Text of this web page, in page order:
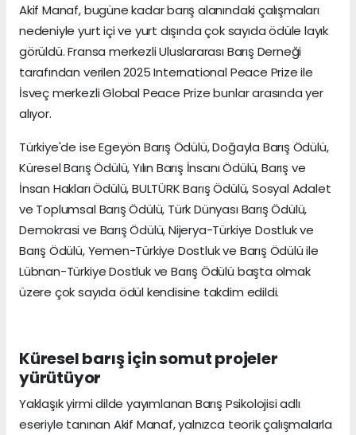
Akif Manaf, bugüne kadar barış alanındaki çalışmaları
nedeniyle yurt içi ve yurt dışında çok sayıda ödüle layık
görüldü. Fransa merkezli Uluslararası Barış Derneği
tarafından verilen 2025 International Peace Prize ile
İsveç merkezli Global Peace Prize bunlar arasında yer
alıyor.
Türkiye'de ise Egeyön Barış Ödülü, Doğayla Barış Ödülü,
Küresel Barış Ödülü, Yılın Barış İnsanı Ödülü, Barış ve
İnsan Hakları Ödülü, BULTÜRK Barış Ödülü, Sosyal Adalet
ve Toplumsal Barış Ödülü, Türk Dünyası Barış Ödülü,
Demokrasi ve Barış Ödülü, Nijerya-Türkiye Dostluk ve
Barış Ödülü, Yemen-Türkiye Dostluk ve Barış Ödülü ile
Lübnan-Türkiye Dostluk ve Barış Ödülü başta olmak
üzere çok sayıda ödül kendisine takdim edildi.
Küresel barış için somut projeler
yürütüyor
Yaklaşık yirmi dilde yayımlanan Barış Psikolojisi adlı
eseriyle tanınan Akif Manaf, yalnızca teorik çalışmalarla